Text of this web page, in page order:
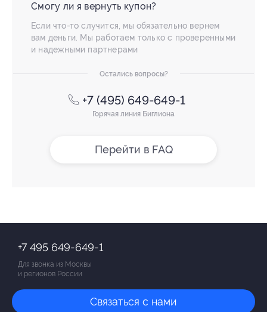
Смогу ли я вернуть купон?
Если что-то случится, мы обязательно вернем
вам деньги. Мы работаем только с проверенными
и надежными партнерами
Остались вопросы?
+7 (495) 649-649-1
Горячая линия Биглиона
Перейти в FAQ
+7 495 649-649-1
Для звонка из Москвы
и регионов России
Связаться с нами